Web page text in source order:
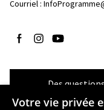
Courriel :
Suivez-nous sur Facebook
Suivez-nous sur
Suivez-nous
Des
Votre vie privée